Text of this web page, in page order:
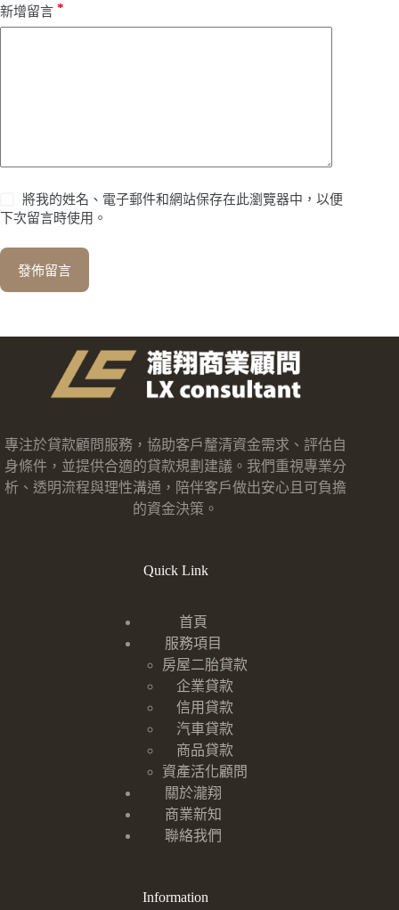
新增留言 *
將我的姓名、電子郵件和網站保存在此瀏覽器中，以便
下次留言時使用。
發佈留言
專注於貸款顧問服務，協助客戶釐清資金需求、評估自
身條件，並提供合適的貸款規劃建議。我們重視專業分
析、透明流程與理性溝通，陪伴客戶做出安心且可負擔
的資金決策。
Quick Link
首頁
服務項目
房屋二胎貸款
企業貸款
信用貸款
汽車貸款
商品貸款
資產活化顧問
關於瀧翔
商業新知
聯絡我們
Information